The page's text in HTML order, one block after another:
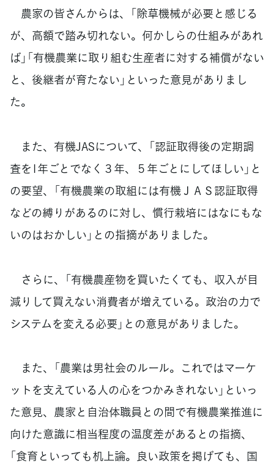
農家の皆さんからは、「除草機械が必要と感じる
が、高額で踏み切れない。何かしらの仕組みがあれ
ば」「有機農業に取り組む生産者に対する補償がない
と、後継者が育たない」といった意見がありまし
た。
また、有機JASについて、「認証取得後の定期調
査を1年ごとでなく３年、５年ごとにしてほしい」と
の要望、「有機農業の取組には有機ＪＡＳ認証取得
などの縛りがあるのに対し、慣行栽培にはなにもな
いのはおかしい」との指摘がありました。
さらに、「有機農産物を買いたくても、収入が目
減りして買えない消費者が増えている。政治の力で
システムを変える必要」との意見がありました。
また、「農業は男社会のルール。これではマーケ
ットを支えている人の心をつかみきれない」といっ
た意見、農家と自治体職員との間で有機農業推進に
向けた意識に相当程度の温度差があるとの指摘、
「食育といっても机上論。良い政策を掲げても、国